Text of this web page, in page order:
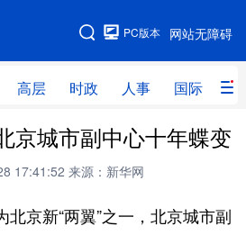
网站无障碍
PC版本
高层 时政 人事 国际 财
网站地图
时政 人事
网评
库 全球连线 教育
京城市副中心十年蝶变
17:41:52 来源：新华网
京新“两翼”之一，北京城市副